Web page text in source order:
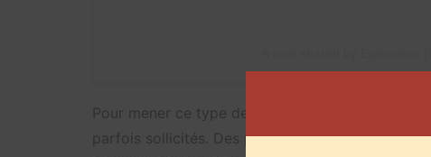
Pour mener ce type de projets, des créateurs de
parfois sollicités. Des profils spécialisés sur la